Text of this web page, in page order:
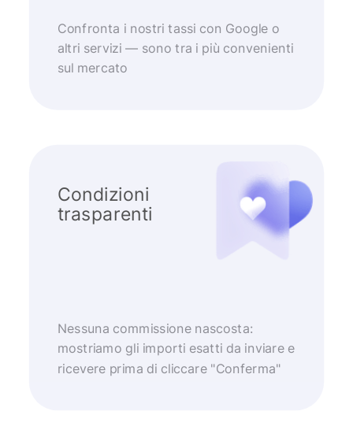
Confronta i nostri tassi con Google o
altri servizi — sono tra i più convenienti
sul mercato
Condizioni
trasparenti
Nessuna commissione nascosta:
mostriamo gli importi esatti da inviare e
ricevere prima di cliccare "Conferma"